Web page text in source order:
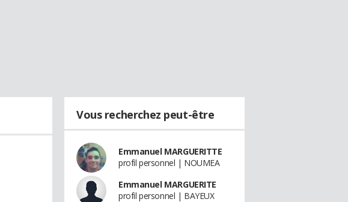
Vous recherchez peut-être
Emmanuel MARGUERITTE
profil personnel | NOUMEA
Emmanuel MARGUERITE
profil personnel | BAYEUX